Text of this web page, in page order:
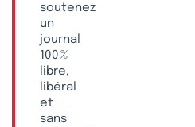
soutenez
un
journal
100 %
libre,
libéral
et
sans